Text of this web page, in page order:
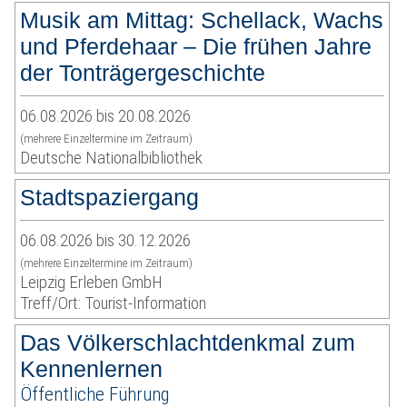
Musik am Mittag: Schellack, Wachs
und Pferdehaar – Die frühen Jahre
der Tonträgergeschichte
06.08.2026 bis 20.08.2026
(mehrere Einzeltermine im Zeitraum)
Deutsche Nationalbibliothek
Stadtspaziergang
06.08.2026 bis 30.12.2026
(mehrere Einzeltermine im Zeitraum)
Leipzig Erleben GmbH
Treff/Ort: Tourist-Information
Das Völkerschlachtdenkmal zum
Kennenlernen
Öffentliche Führung